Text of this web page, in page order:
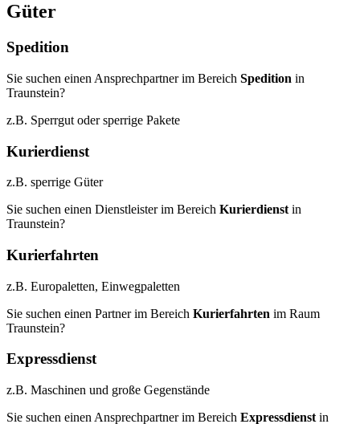
Güter
Spedition
Sie suchen einen Ansprechpartner im Bereich Spedition in
Traunstein?
z.B. Sperrgut oder sperrige Pakete
Kurierdienst
z.B. sperrige Güter
Sie suchen einen Dienstleister im Bereich Kurierdienst in
Traunstein?
Kurierfahrten
z.B. Europaletten, Einwegpaletten
Sie suchen einen Partner im Bereich Kurierfahrten im Raum
Traunstein?
Expressdienst
z.B. Maschinen und große Gegenstände
Sie suchen einen Ansprechpartner im Bereich Expressdienst in